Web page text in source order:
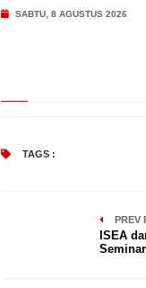
SABTU, 8 AGUSTUS 2026
TAGS :
PREV
ISEA
Seminar